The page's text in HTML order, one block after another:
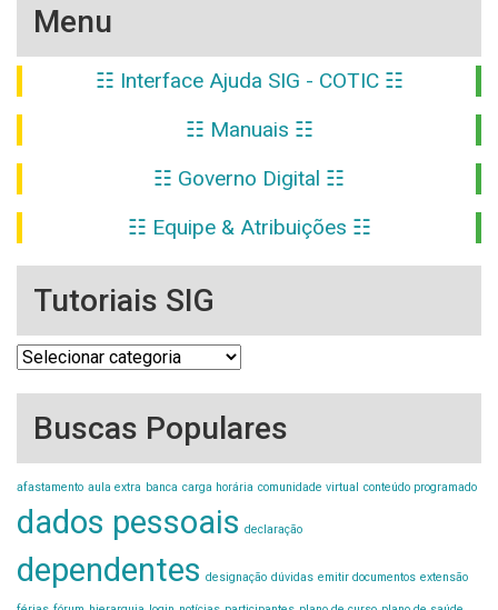
Menu
☷ Interface Ajuda SIG - COTIC ☷
☷ Manuais ☷
☷ Governo Digital ☷
☷ Equipe & Atribuições ☷
Tutoriais SIG
Tutoriais
Buscas Populares
afastamento aula extra banca carga horária comunidade virtual conteúdo programado
dados pessoais declaração
dependentes designação dúvidas emitir documentos extensão